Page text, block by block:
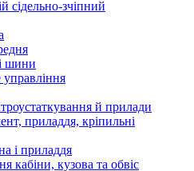
сідельно-зчіпний
шини
управління
й прилади
приладдя, кріпильні
і приладдя
кабіни, кузова та обвіс